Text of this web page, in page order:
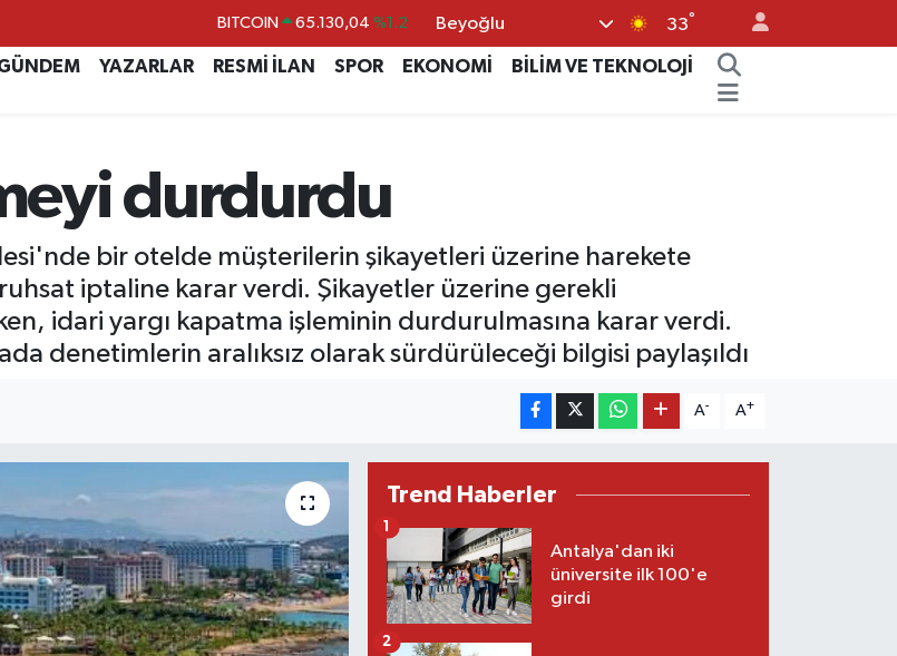
BITCOIN 65.130,04 %1.2
DOLAR 47,7106 %0.17
GRAM ALTIN 6618.49 %2.12
BİST100 13.773 %-19
Beyoğlu 33°
YAZARLAR RESMİ İLAN SPOR EKONOMİ
BİLİM VE TEKNOLOJİ
durdurdu
bir otelde müşterilerin şikayetleri üzerine harekete
iptaline karar verdi. Şikayetler üzerine gerekli
idari yargı kapatma işleminin durdurulmasına karar verdi.
denetimlerin aralıksız olarak sürdürüleceği bilgisi paylaşıldı
A- A+
Trend Haberler
Antalya'dan iki
üniversite ilk 100'e
girdi
1
2